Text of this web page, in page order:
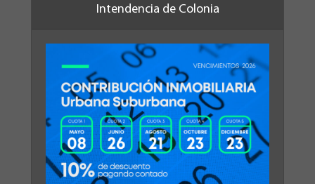
Intendencia de Colonia